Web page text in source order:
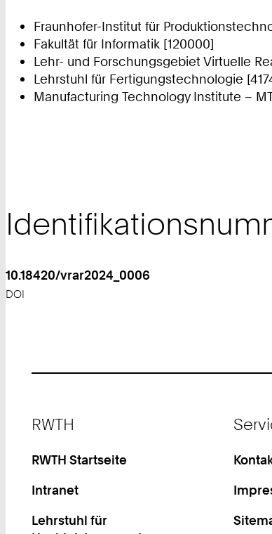
Fraunhofer-Institut für
Fakultät für Informatik [120000]
Lehr- und Forschungsgebiet Virtuelle
Lehrstuhl für Fertigungstechnologie
Manufacturing Technology Institute –
10.18420/vrar2024_0006
DOI
RWTH
RWTH Startseite
Intranet
Lehrstuhl für